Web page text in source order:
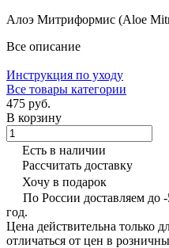
Алоэ Митриформис (Aloe
Все описание
Инструкция по уходу
Все товары категории
475 руб.
В корзину
Есть в наличии
Рассчитать доставку
Хочу в подарок
По России доставляем
год.
Цена действительна только
отличаться от цен в